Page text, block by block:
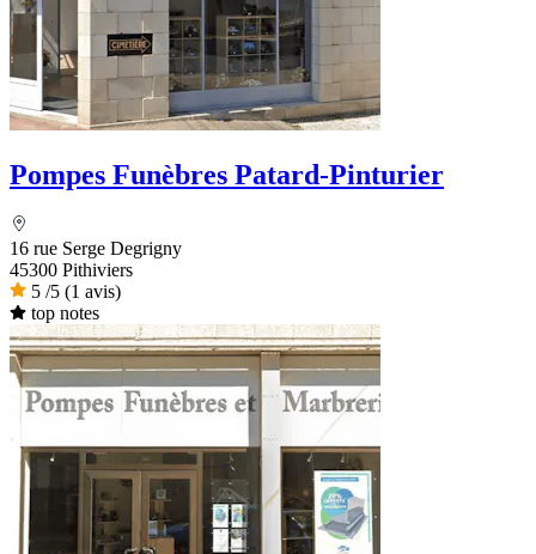
Pompes Funèbres Patard-Pinturier
16 rue Serge Degrigny
45300 Pithiviers
5 /5 (1 avis)
top notes